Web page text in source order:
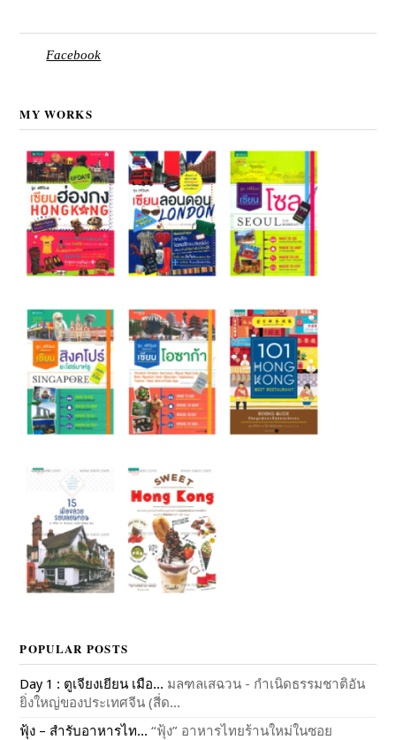
Facebook
MY WORKS
POPULAR POSTS
Day 1 : ตูเจียงเยียน เมือ... มลฑลเสฉวน - กำเนิดธรรมชาติอัน
ยิ่งใหญ่ของประเทศจีน (สี่ด...
ฟุ้ง – สำรับอาหารไท... “ฟุ้ง” อาหารไทยร้านใหม่ในซอย